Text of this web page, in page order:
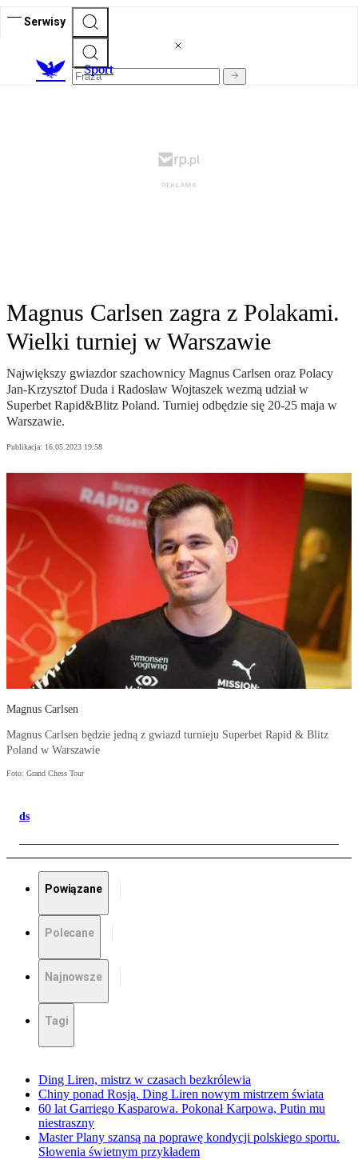
Serwisy
Sport
Magnus Carlsen zagra z Polakami.
Wielki turniej w Warszawie
Największy gwiazdor szachownicy Magnus Carlsen oraz Polacy
Jan-Krzysztof Duda i Radosław Wojtaszek wezmą udział w
Superbet Rapid&Blitz Poland. Turniej odbędzie się 20-25 maja w
Warszawie.
Publikacja: 16.05.2023 19:58
Magnus Carlsen
Magnus Carlsen będzie jedną z gwiazd turnieju Superbet Rapid & Blitz
Poland w Warszawie
Foto: Grand Chess Tour
ds
Powiązane
Polecane
Najnowsze
Tagi
Ding Liren, mistrz w czasach bezkrólewia
Chiny ponad Rosją. Ding Liren nowym mistrzem świata
60 lat Garriego Kasparowa. Pokonał Karpowa, Putin mu
niestraszny
Master Plany szansą na poprawę kondycji polskiego sportu.
Słowenia świetnym przykładem